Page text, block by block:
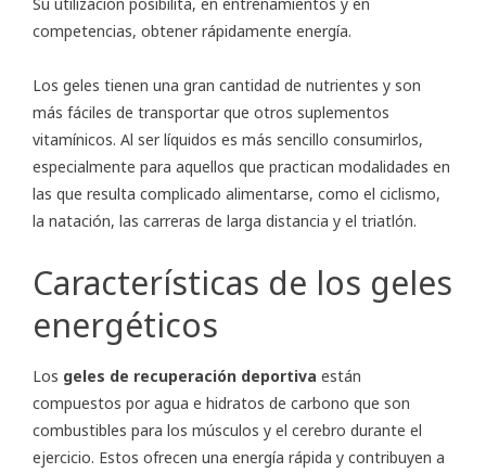
Su utilización posibilita, en entrenamientos y en
competencias, obtener rápidamente energía.
Los geles tienen una gran cantidad de nutrientes y son
más fáciles de transportar que otros suplementos
vitamínicos. Al ser líquidos es más sencillo consumirlos,
especialmente para aquellos que practican modalidades en
las que resulta complicado alimentarse, como el ciclismo,
la natación, las carreras de larga distancia y el triatlón.
Características de los geles
energéticos
Los geles de recuperación deportiva están
compuestos por agua e hidratos de carbono que son
combustibles para los músculos y el cerebro durante el
ejercicio. Estos ofrecen una energía rápida y contribuyen a